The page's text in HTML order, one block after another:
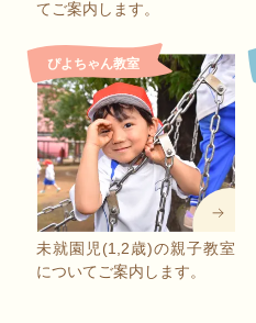
てご案内します。
ぴよちゃん教室
未就園児(1,2歳)の親子教室
についてご案内します。